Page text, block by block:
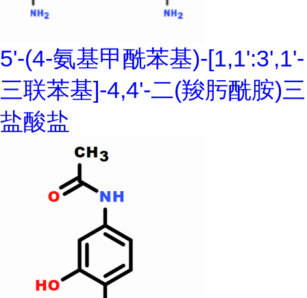
5'-(4-氨基甲酰苯基)-[1,1':3',1'-
三联苯基]-4,4'-二(羧肟酰胺)三
盐酸盐